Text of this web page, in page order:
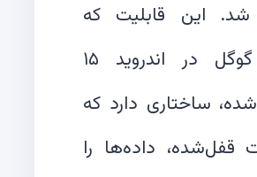
این قابلیت که
توسط گوگل در اندروید ۱۵
ساختاری دارد که
قفل‌شده، داده‌ها را